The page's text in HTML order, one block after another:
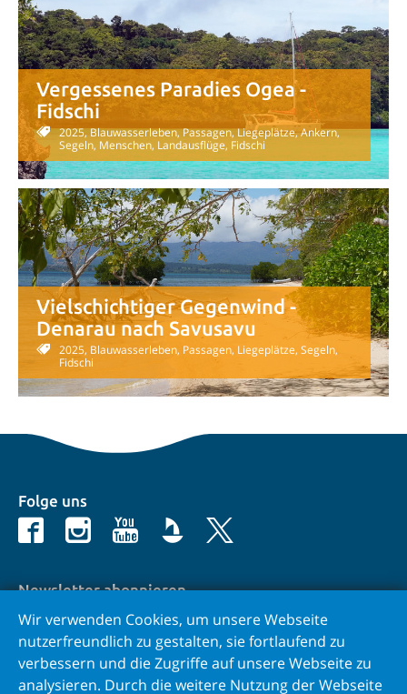
Vergessenes Paradies Ogea -
Fidschi
2025, Blauwasserleben, Passagen, Liegeplätze, Ankern,
Segeln, Menschen, Landausflüge, Fidschi
Vielschichtiger Gegenwind -
Denarau nach Savusavu
2025, Blauwasserleben, Passagen, Liegeplätze, Segeln,
Fidschi
Folge uns
Newsletter abonnieren
E-Mail
Wir verwenden Cookies, um unsere Webseite
nutzerfreundlich zu gestalten, sie fortlaufend zu
verbessern und die Zugriffe auf unsere Webseite zu
analysieren. Durch die weitere Nutzung der Webseite